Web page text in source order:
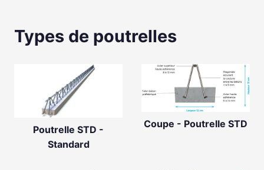
Types de poutrelles
Poutrelle STD -
Standard
Coupe - Poutrelle STD